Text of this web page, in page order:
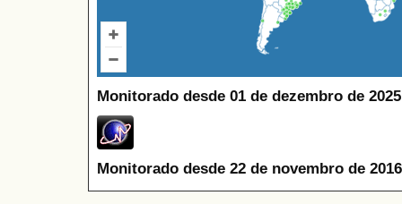
Monitorado desde 01 de dezembro de
Monitorado desde 22 de novembro de